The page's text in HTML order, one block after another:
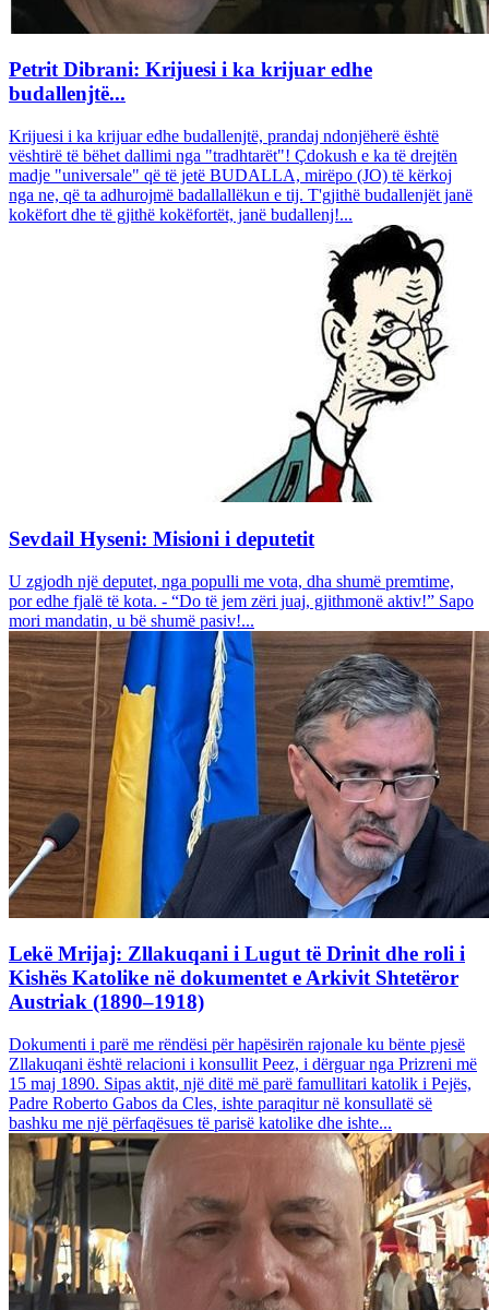
Petrit Dibrani: Krijuesi i ka krijuar edhe
budallenjtë...
Krijuesi i ka krijuar edhe budallenjtë, prandaj ndonjëherë është
vështirë të bëhet dallimi nga "tradhtarët"! Çdokush e ka të drejtën
madje "universale" që të jetë BUDALLA, mirëpo (JO) të kërkoj
nga ne, që ta adhurojmë badallallëkun e tij. T'gjithë budallenjët janë
kokëfort dhe të gjithë kokëfortët, janë budallenj!...
Sevdail Hyseni: Misioni i deputetit
U zgjodh një deputet, nga populli me vota, dha shumë premtime,
por edhe fjalë të kota. - “Do të jem zëri juaj, gjithmonë aktiv!” Sapo
mori mandatin, u bë shumë pasiv!...
Lekë Mrijaj: Zllakuqani i Lugut të Drinit dhe roli i
Kishës Katolike në dokumentet e Arkivit Shtetëror
Austriak (1890–1918)
Dokumenti i parë me rëndësi për hapësirën rajonale ku bënte pjesë
Zllakuqani është relacioni i konsullit Peez, i dërguar nga Prizreni më
15 maj 1890. Sipas aktit, një ditë më parë famullitari katolik i Pejës,
Padre Roberto Gabos da Cles, ishte paraqitur në konsullatë së
bashku me një përfaqësues të parisë katolike dhe ishte...